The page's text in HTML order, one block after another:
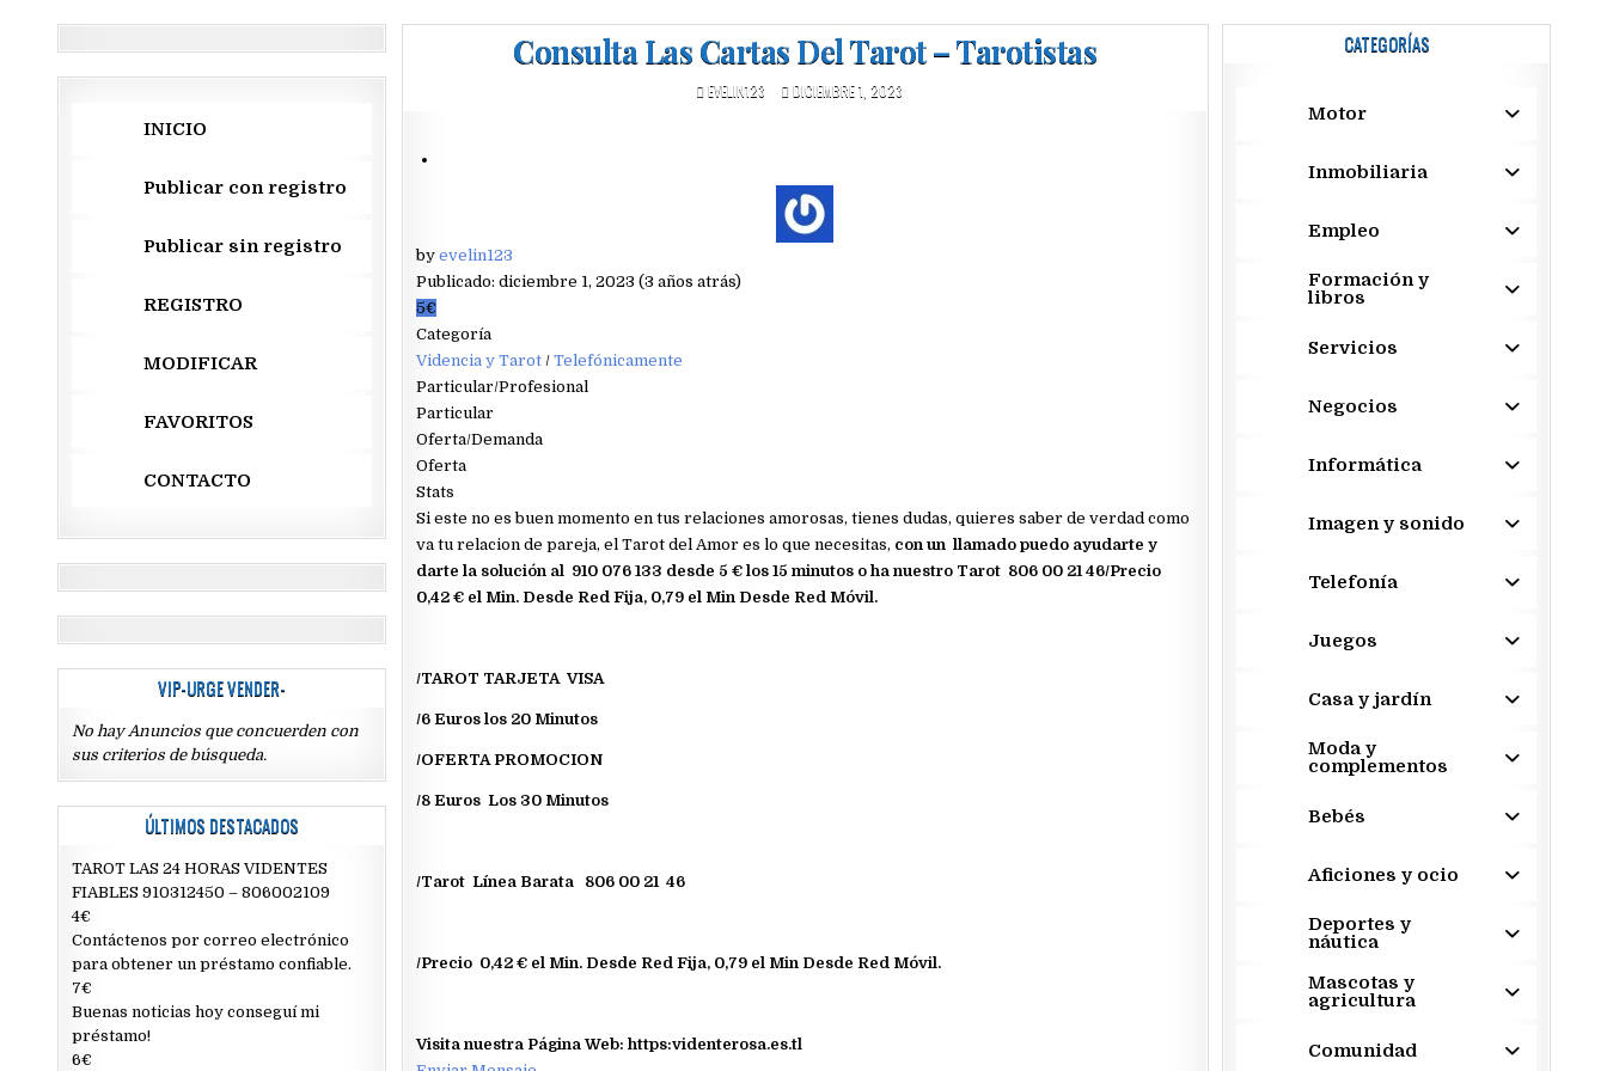
Consulta Las Cartas Del Tarot‎ – Tarotistas
EVELIN123 DICIEMBRE 1, 2023
by evelin123
Publicado: diciembre 1, 2023 (3 años atrás)
5€
Categoría
Videncia y Tarot/ Telefónicamente
Particular/Profesional
Particular
Oferta/Demanda
Oferta
Stats
Si este no es buen momento en tus relaciones amorosas, tienes dudas, quieres saber de verdad como
va tu relacion de pareja, el Tarot del Amor es lo que necesitas, con un llamado puedo ayudarte y
darte la solución al 910 076 133 desde 5 € los 15 minutos o ha nuestro Tarot 806 00 21 46/Precio
0,42 € el Min. Desde Red Fija, 0,79 el Min Desde Red Móvil.
/TAROT TARJETA VISA
/6 Euros los 20 Minutos
/OFERTA PROMOCION
/8 Euros Los 30 Minutos
/Tarot Línea Barata 806 00 21 46
/Precio 0,42 € el Min. Desde Red Fija, 0,79 el Min Desde Red Móvil.
Visita nuestra Página Web: https:videnterosa.es.tl
INICIO
Publicar con registro
Publicar sin registro
REGISTRO
MODIFICAR
FAVORITOS
CONTACTO
VIP-URGE VENDER-
No hay Anuncios que concuerden con
sus criterios de búsqueda.
ÚLTIMOS DESTACADOS
TAROT LAS 24 HORAS VIDENTES
FIABLES 910312450 – 806002109
4€
Contáctenos por correo electrónico
para obtener un préstamo confiable.
7€
Buenas noticias hoy conseguí mi
préstamo!
6€
CATEGORÍAS
Motor
Inmobiliaria
Empleo
Formación y
libros
Servicios
Negocios
Informática
Imagen y sonido
Telefonía
Juegos
Casa y jardín
Moda y
complementos
Bebés
Aficiones y ocio
Deportes y
náutica
Mascotas y
agricultura
Comunidad